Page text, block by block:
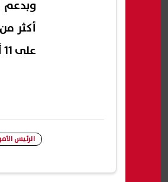
على 11 ألف مفقود.
الرئيس